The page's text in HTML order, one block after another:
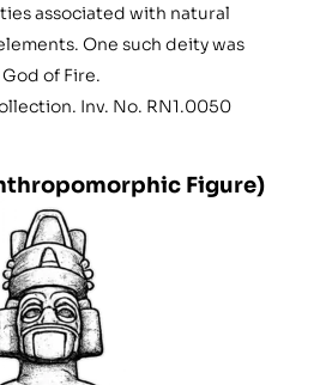
associated with natural
One such deity was
of Fire.
Inv. No. RN1.0050
Figure)